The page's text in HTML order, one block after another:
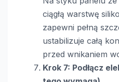
ciągłą warstwę
zapewni pełną
ustabilizuje całą
przed wnikaniem
Krok 7: Podłącz